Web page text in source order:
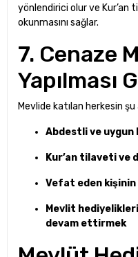
yönlendirici olur ve Kur’an
okunmasını sağlar.
7. Cenaze
Yapılması
Mevlide katılan herkesin
Abdestli ve uygun
Kur’an tilaveti ve
Vefat eden kişinin
Mevlit
devam ettirmek